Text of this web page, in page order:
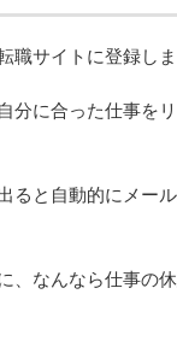
職サイトに登録しま
分に合った仕事を
ると自動的にメー
、なんなら仕事の